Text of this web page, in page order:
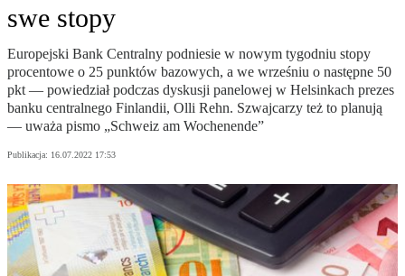
swe stopy
Europejski Bank Centralny podniesie w nowym tygodniu stopy
procentowe o 25 punktów bazowych, a we wrześniu o następne 50
pkt — powiedział podczas dyskusji panelowej w Helsinkach prezes
banku centralnego Finlandii, Olli Rehn. Szwajcarzy też to planują
— uważa pismo „Schweiz am Wochenende”
Publikacja: 16.07.2022 17:53